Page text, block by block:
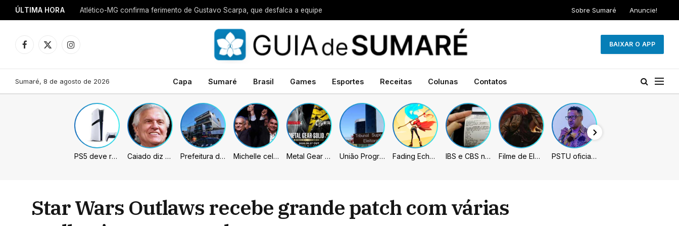
ÚLTIMA HORA Atlético-MG confirma ferimento de Gustavo Scarpa, que desfalca a equipe Sobre Sumaré Anuncie!
Facebook
X
Instagram
BAIXAR O APP
Sumaré, 8 de agosto de 2026 Capa Sumaré Brasil Games Esportes Receitas Colunas Contatos
PS5 deve receber melhorias no PSSR com nova atualização de sistema Caiado diz que “governa” com emendas e julga facções terroristas Prefeitura de Sumaré inaugura nova subsede da GCM na Área Cura Michelle celebra vice de Flávio: “Que chapa possa ser vitoriosa” Metal Gear Solid: Master Collection 2 terá legendas e menus em portugues União Progressista e PL terão mais tempo de propaganda eleitoral Fading Echo – Review IBS e CBS necessitarão constar nas notas fiscais com início desta 2ª. Entenda Filme de Elden Ring tem gravações concluídas, mas ainda fica longe do lançamento PSTU oficializa Hertz Dias como candidato à Presidência da República
Star Wars Outlaws recebe grande patch com várias